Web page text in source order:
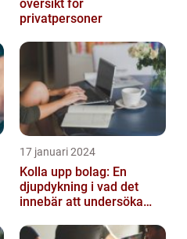
översikt för
privatpersoner
17 januari 2024
Kolla upp bolag: En
djupdykning i vad det
innebär att undersöka